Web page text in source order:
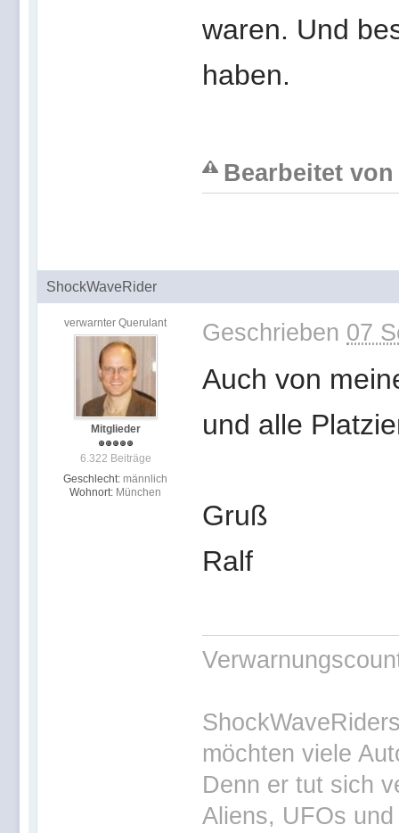
waren. Und
haben.
Bearbeitet von
ShockWaveRider
verwarnter Querulant
Mitglieder
6.322 Beiträge
Geschlecht: männlich
Wohnort: München
Geschrieben 07
Auch von
und alle
Gruß
Ralf
möchten viele
Denn er tut sich
Aliens, UFOs